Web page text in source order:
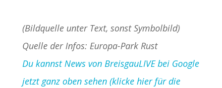
(Bildquelle unter Text, sonst Symbolbild)
Quelle der Infos: Europa-Park Rust
Du kannst News von BreisgauLIVE bei Google
jetzt ganz oben sehen (klicke hier für die